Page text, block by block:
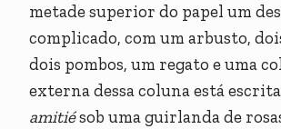
metade superior do papel um
complicado, com um arbusto,
dois pombos, um regato e uma
externa dessa coluna está
amitiésob uma guirlanda de